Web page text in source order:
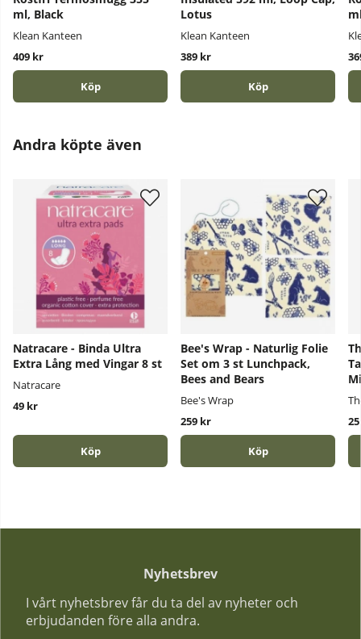
ml, Black
Klean Kanteen
409 kr
Köp
Lotus
Klean Kanteen
389 kr
Köp
Andra köpte även
Natracare - Binda Ultra
Extra Lång med Vingar 8 st
Natracare
49 kr
Köp
Bee's Wrap - Naturlig Folie
Set om 3 st Lunchpack,
Bees and Bears
Bee's Wrap
259 kr
Köp
Nyhetsbrev
I vårt nyhetsbrev får du ta del av nyheter och
erbjudanden före alla andra.